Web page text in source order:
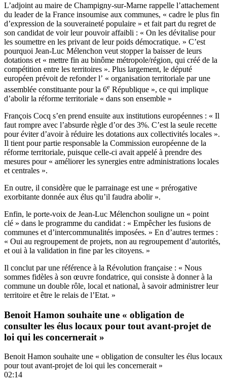
L’adjoint au maire de Champigny-sur-Marne rappelle l’attachement
du leader de la France insoumise aux communes, « cadre le plus fin
d’expression de la souveraineté populaire » et fait part du regret de
son candidat de voir leur pouvoir affaibli : « On les dévitalise pour
les soumettre en les privant de leur poids démocratique. » C’est
pourquoi Jean-Luc Mélenchon veut stopper la baisser de leurs
dotations et « mettre fin au binôme métropole/région, qui créé de la
compétition entre les territoires ». Plus largement, le député
européen prévoit de refonder l’ « organisation territoriale par une
assemblée constituante pour la 6e République », ce qui implique
d’abolir la réforme territoriale « dans son ensemble »
François Cocq s’en prend ensuite aux institutions européennes : « Il
faut rompre avec l’absurde règle d’or des 3%. C’est la seule recette
pour éviter d’avoir à réduire les dotations aux collectivités locales ».
Il tient pour partie responsable la Commission européenne de la
réforme territoriale, puisque celle-ci avait appelé à prendre des
mesures pour « améliorer les synergies entre administrations locales
et centrales ».
En outre, il considère que le parrainage est une « prérogative
exorbitante donnée aux élus qu’il faudra abolir ».
Enfin, le porte-voix de Jean-Luc Mélenchon souligne un « point
clé » dans le programme du candidat : « Empêcher les fusions de
communes et d’intercommunalités imposées. » En d’autres termes :
« Oui au regroupement de projets, non au regroupement d’autorités,
et oui à la validation in fine par les citoyens. »
Il conclut par une référence à la Révolution française : « Nous
sommes fidèles à son œuvre fondatrice, qui consiste à donner à la
commune un double rôle, local et national, à savoir administrer leur
territoire et être le relais de l’Etat. »
Benoit Hamon souhaite une « obligation de
consulter les élus locaux pour tout avant-projet de
loi qui les concernerait »
Benoit Hamon souhaite une « obligation de consulter les élus locaux
pour tout avant-projet de loi qui les concernerait »
02:14